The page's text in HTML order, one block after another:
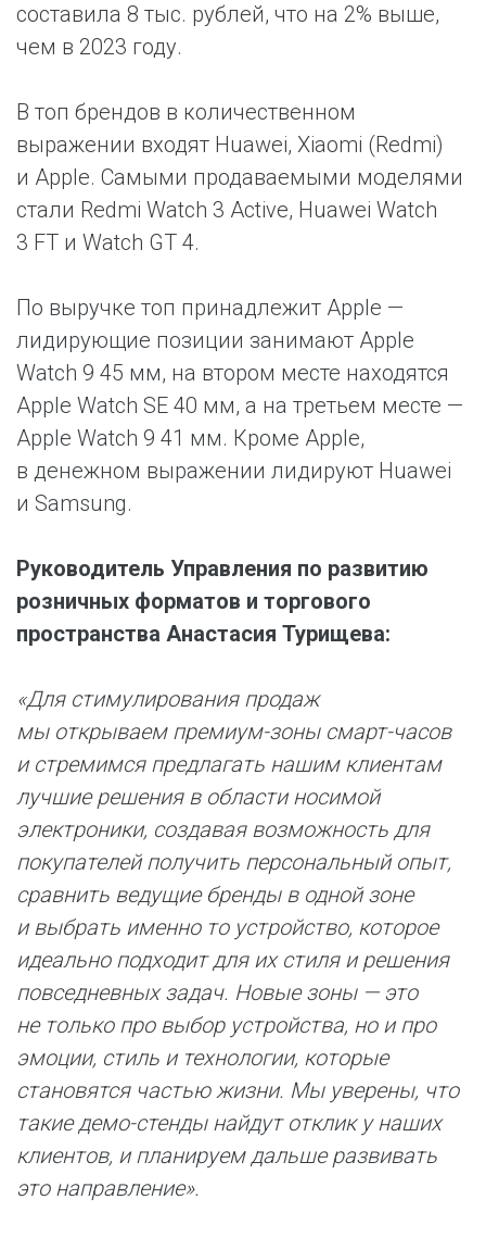
составила 8 тыс. рублей, что на 2% выше,
чем в 2023 году.
В топ брендов в количественном
выражении входят Huawei, Xiaomi (Redmi)
и Apple. Самыми продаваемыми моделями
стали Redmi Watch 3 Active, Huawei Watch
3 FT и Watch GT 4.
По выручке топ принадлежит Apple —
лидирующие позиции занимают Apple
Watch 9 45 мм, на втором месте находятся
Apple Watch SE 40 мм, а на третьем месте —
Apple Watch 9 41 мм. Кроме Apple,
в денежном выражении лидируют Huawei
и Samsung.
Руководитель Управления по развитию
розничных форматов и торгового
пространства Анастасия Турищева:
«Для стимулирования продаж
мы открываем премиум-зоны смарт-часов
и стремимся предлагать нашим клиентам
лучшие решения в области носимой
электроники, создавая возможность для
покупателей получить персональный опыт,
сравнить ведущие бренды в одной зоне
и выбрать именно то устройство, которое
идеально подходит для их стиля и решения
повседневных задач. Новые зоны — это
не только про выбор устройства, но и про
эмоции, стиль и технологии, которые
становятся частью жизни. Мы уверены, что
такие демо-стенды найдут отклик у наших
клиентов, и планируем дальше развивать
это направление».